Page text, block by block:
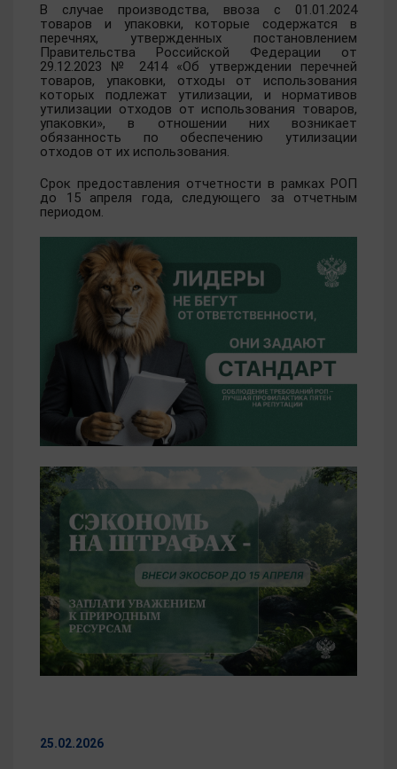
В случае производства, ввоза с 01.01.2024
товаров и упаковки, которые содержатся в
перечнях, утвержденных постановлением
Правительства Российской Федерации от
29.12.2023 № 2414 «Об утверждении перечней
товаров, упаковки, отходы от использования
которых подлежат утилизации, и нормативов
утилизации отходов от использования товаров,
упаковки», в отношении них возникает
обязанность по обеспечению утилизации
отходов от их использования.
Срок предоставления отчетности в рамках РОП
до 15 апреля года, следующего за отчетным
периодом.
25.02.2026